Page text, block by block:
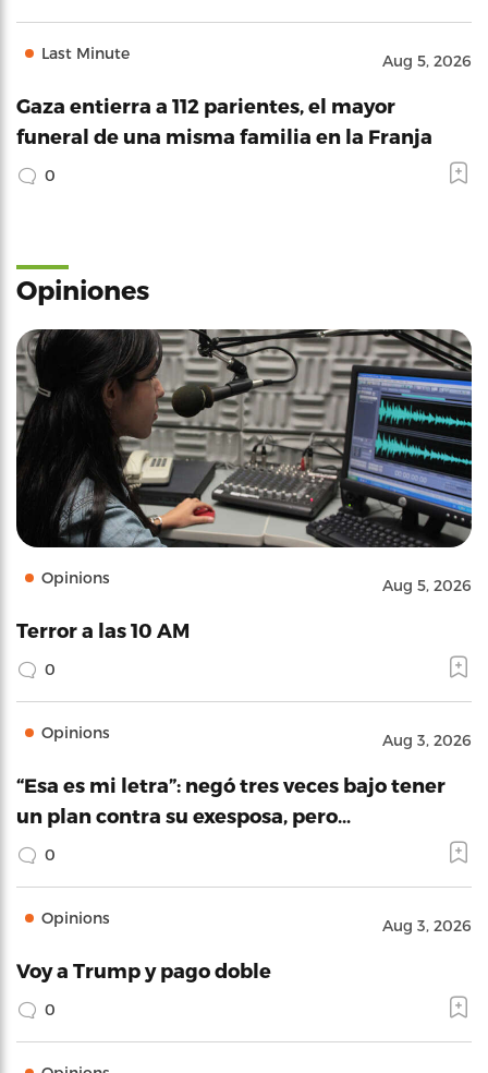
Last Minute Aug 5, 2026
Gaza entierra a 112 parientes, el mayor
funeral de una misma familia en la Franja
0
Opiniones
Opinions Aug 5, 2026
Terror a las 10 AM
0
Opinions Aug 3, 2026
“Esa es mi letra”: negó tres veces bajo tener
un plan contra su exesposa, pero…
0
Opinions Aug 3, 2026
Voy a Trump y pago doble
0